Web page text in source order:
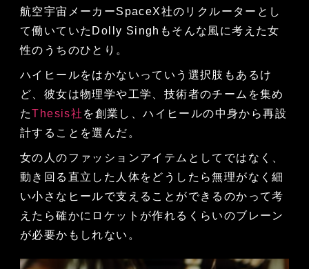
航空宇宙メーカーSpaceX社のリクルーターとし
て働いていたDolly Singhもそんな風に考えた女
性のうちのひとり。
ハイヒールをはかないっていう選択肢もあるけ
ど、彼女は物理学や工学、技術者のチームを集め
たThesis社 を創業し、ハイヒールの中身から再設
計することを選んだ。
女の人のファッションアイテムとしてではなく、
動き回る直立した人体をどうしたら無理がなく細
い小さなヒールで支えることができるのかって考
えたら確かにロケットが作れるくらいのブレーン
が必要かもしれない。